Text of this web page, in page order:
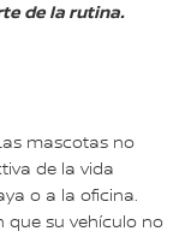
de la rutina.
mascotas no
de la vida
o a la oficina.
que su vehículo no